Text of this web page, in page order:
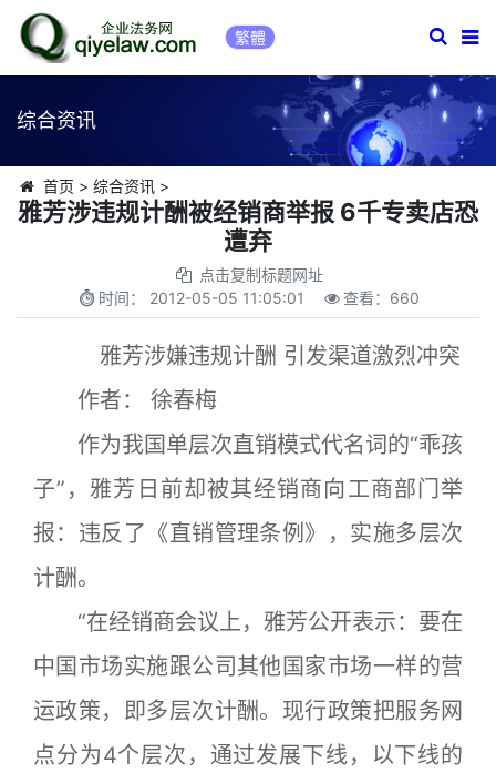
繁體
综合资讯
首页 > 综合资讯>
雅芳涉违规计酬被经销商举报 6千专卖店恐
遭弃
点击复制标题网址
时间： 2012-05-05 11:05:01 查看： 660
雅芳涉嫌违规计酬 引发渠道激烈冲突
作者： 徐春梅
作为我国单层次直销模式代名词的“乖孩
子”，雅芳日前却被其经销商向工商部门举
报：违反了《直销管理条例》，实施多层次
计酬。
“在经销商会议上，雅芳公开表示：要在
中国市场实施跟公司其他国家市场一样的营
运政策，即多层次计酬。现行政策把服务网
点分为4个层次，通过发展下线，以下线的